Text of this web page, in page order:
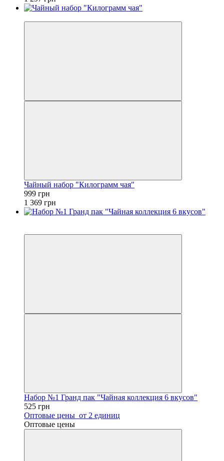
Чайный набор "Килограмм чая"
999 грн
1 369 грн
Набор №1 Гранд пак "Чайная коллекция 6 вкусов"
525 грн
Оптовые цены от 2 единиц
Оптовые цены